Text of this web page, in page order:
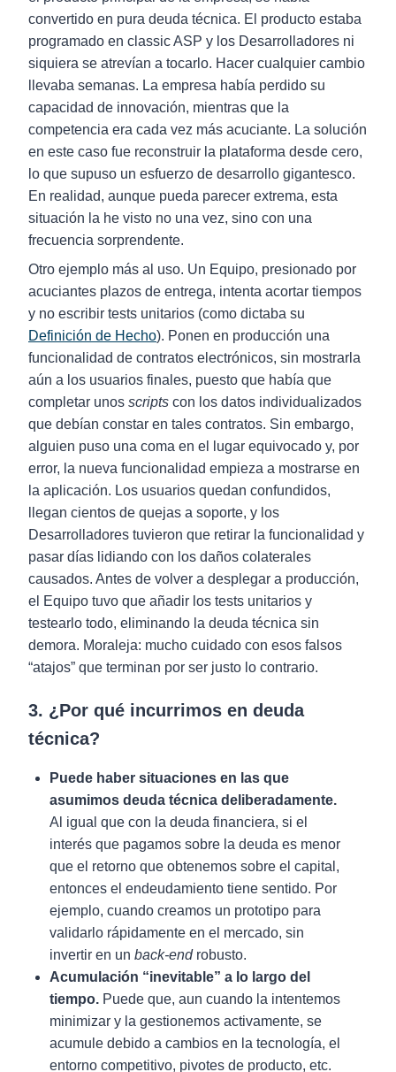
convertido en pura deuda técnica. El producto estaba
programado en classic ASP y los Desarrolladores ni
siquiera se atrevían a tocarlo. Hacer cualquier cambio
llevaba semanas. La empresa había perdido su
capacidad de innovación, mientras que la
competencia era cada vez más acuciante. La solución
en este caso fue reconstruir la plataforma desde cero,
lo que supuso un esfuerzo de desarrollo gigantesco.
En realidad, aunque pueda parecer extrema, esta
situación la he visto no una vez, sino con una
frecuencia sorprendente.
Otro ejemplo más al uso. Un Equipo, presionado por
acuciantes plazos de entrega, intenta acortar tiempos
y no escribir tests unitarios (como dictaba su
Definición de Hecho). Ponen en producción una
funcionalidad de contratos electrónicos, sin mostrarla
aún a los usuarios finales, puesto que había que
completar unos scripts con los datos individualizados
que debían constar en tales contratos. Sin embargo,
alguien puso una coma en el lugar equivocado y, por
error, la nueva funcionalidad empieza a mostrarse en
la aplicación. Los usuarios quedan confundidos,
llegan cientos de quejas a soporte, y los
Desarrolladores tuvieron que retirar la funcionalidad y
pasar días lidiando con los daños colaterales
causados. Antes de volver a desplegar a producción,
el Equipo tuvo que añadir los tests unitarios y
testearlo todo, eliminando la deuda técnica sin
demora. Moraleja: mucho cuidado con esos falsos
“atajos” que terminan por ser justo lo contrario.
3. ¿Por qué incurrimos en deuda
técnica?
Puede haber situaciones en las que
asumimos deuda técnica deliberadamente.
Al igual que con la deuda financiera, si el
interés que pagamos sobre la deuda es menor
que el retorno que obtenemos sobre el capital,
entonces el endeudamiento tiene sentido. Por
ejemplo, cuando creamos un prototipo para
validarlo rápidamente en el mercado, sin
invertir en un back-endrobusto.
Acumulación “inevitable” a lo largo del
tiempo. Puede que, aun cuando la intentemos
minimizar y la gestionemos activamente, se
acumule debido a cambios en la tecnología, el
entorno competitivo, pivotes de producto, etc.